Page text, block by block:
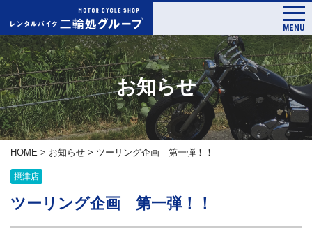
MENU
お知らせ
HOME > お知らせ > ツーリング企画 第一弾！！
摂津店
ツーリング企画 第一弾！！